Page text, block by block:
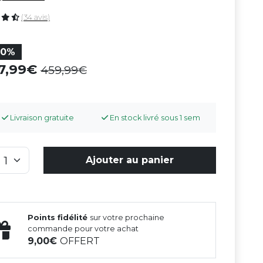
(34 avis)
459,99
Livraison gratuite En stock livré sous 1 sem
Ajouter au panier
Points fidélité sur votre prochaine
commande pour votre achat
9,00OFFERT